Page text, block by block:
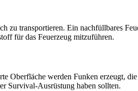
zu transportieren. Ein nachfüllbares
für das Feuerzeug mitzuführen.
Oberfläche werden Funken erzeugt,
Survival-Ausrüstung haben sollten.